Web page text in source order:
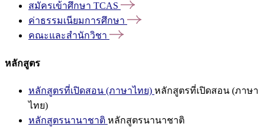
สมัครเข้าศึกษา TCAS
ค่าธรรมเนียมการศึกษา
คณะและสำนักวิชา
หลักสูตร
หลักสูตรที่เปิดสอน (ภาษาไทย) หลักสูตรที่เปิดสอน (ภาษา
ไทย)
หลักสูตรนานาชาติ หลักสูตรนานาชาติ